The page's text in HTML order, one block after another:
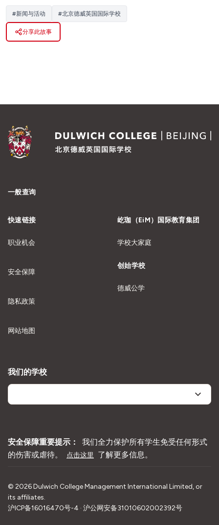
#新闻与活动 #北京德威英国国际学校
分享此故事
一般查询
快速链接
职业机会
安全保障
隐私政策
网站地图
屹珈（EiM）国际教育集团
学校大家庭
创始学校
德威公学
我们的学校
安全保障重要提示：
我们全力保护所有学生免受任何形式
的伤害或虐待。
点击这里 了解更多信息。
© 2026Dulwich College Management International Limited, or
its affiliates.
沪ICP备16016470号-4 · 沪公网安备31010602002392号